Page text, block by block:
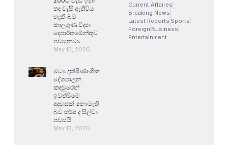
තද වැසි ඇතිවිය
හැකි බව
කාලගුණ විද්‍යා
දෙපාර්තමේන්තුව
පවසනවා.
May 13, 2026
මධ්‍ය දක්ෂිණාංශික
දේශපාලන
කඳවුරෙන්
ඉවත්වීමේ
අදහසක් නොමැති
බව හර්ෂ ද සිල්වා
පවසයි
May 13, 2026
Current Affaires
Breaking News
Latest Reports Sports
Foreign Business
Entertainment